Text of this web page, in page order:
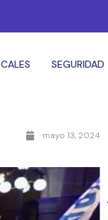
SEGURIDAD
mayo 13, 2024